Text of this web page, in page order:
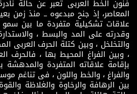
فنون الخط العربى تعبر عن حالة
المعاصر، إذ جنح مبدعوه ــ منذ زمن
علاقات تشكيلية متفردة ما بين
وقدرته على المد والبسط ،
والتخلخل ، وبين كتلة الحرف العربى
، وبين الفراغ المحيط بها ، فالحرف
بإقامة علاقاته المتفردة والمدهشة
والفراغ ، والخط واللون ، فى تناغم
بين الرهافة والرخاوة والغلاظة